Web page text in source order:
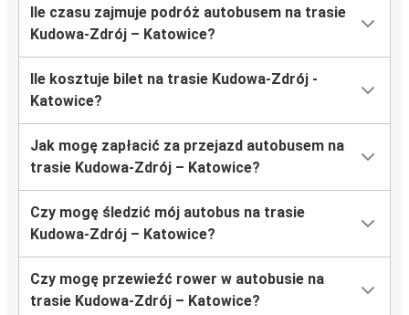
Ile czasu zajmuje podróż autobusem na trasie
Kudowa-Zdrój – Katowice?
Ile kosztuje bilet na trasie Kudowa-Zdrój -
Katowice?
Jak mogę zapłacić za przejazd autobusem na
trasie Kudowa-Zdrój – Katowice?
Czy mogę śledzić mój autobus na trasie
Kudowa-Zdrój – Katowice?
Czy mogę przewieźć rower w autobusie na
trasie Kudowa-Zdrój – Katowice?